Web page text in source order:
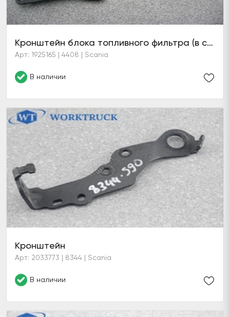
Кронштейн блока топливного фильтра (в сборе)
Арт: 1925165 | 4408 | Scania
В наличии
Кронштейн
Арт: 2033773 | 8344 | Scania
В наличии